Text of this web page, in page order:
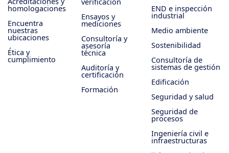
homologaciones
Encuentra
nuestras
ubicaciones
Ética y
cumplimiento
Ensayos y
mediciones
Consultoría y
asesoría
técnica
Auditoría y
certificación
Formación
END e inspección
industrial
Medio ambiente
Sostenibilidad
Consultoría de
sistemas de gestión
Edificación
Seguridad y salud
Seguridad de
procesos
Ingeniería civil e
infraestructuras